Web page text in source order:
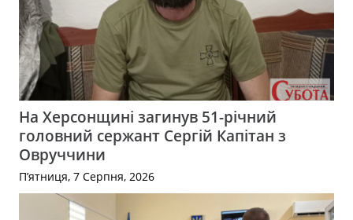
На Херсонщині загинув 51-річний
головний сержант Сергій Капітан з
Овруччини
П’ятниця, 7 Серпня, 2026